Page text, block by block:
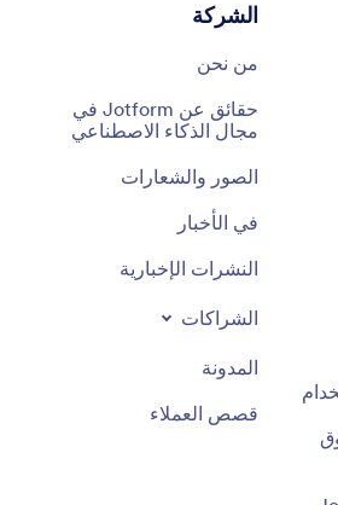
الشركة
من نحن
حقائق عن Jotform في
مجال الذكاء الاصطناعي
الصور والشعارات
في الأخبار
النشرات الإخبارية
الشراكات
المدونة
قصص العملاء